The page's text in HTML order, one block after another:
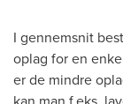
I gennemsnit
oplag for en
er de mindre